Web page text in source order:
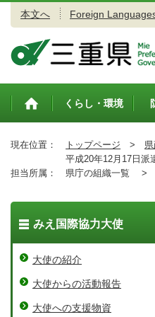
本文へ Foreign
トップペ
くらし・環境
現在位置： トップページ >
平成20年12月17日派
担当所属：
県庁の組織一覧 >
みえ国際協力大使
大使の紹介
大使からの活動報告
大使への支援物資